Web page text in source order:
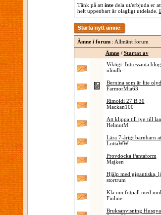
Tänk på att intedela ut/erbjuda er
helt uppenbart är olagligt utdelade.
Ämne i forum: Allmänt forum
Ämne/ Startat av
Viktigt: Intressanta
ulindh
Bernina som är lite
FarmorMia63
Rimoldi 27 B.30
Mackan100
Att klippa till tyg till
HelmutM
Lära 7-årigt barnbarn
LottaWW
Provdocka Pantaform
Majken
Hjälp med gigantiska,
stortrum
Klä om fotpall med
Finline
Bruksanvisning